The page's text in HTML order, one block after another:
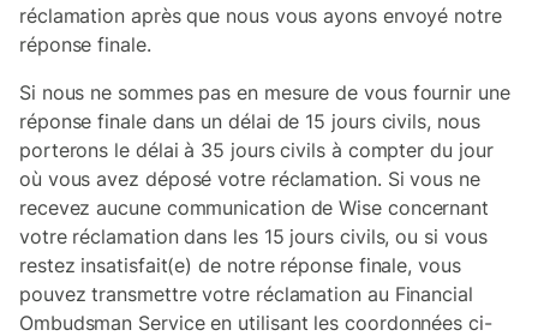
réclamation après que nous vous ayons envoyé notre
réponse finale.
Si nous ne sommes pas en mesure de vous fournir une
réponse finale dans un délai de 15 jours civils, nous
porterons le délai à 35 jours civils à compter du jour
où vous avez déposé votre réclamation. Si vous ne
recevez aucune communication de Wise concernant
votre réclamation dans les 15 jours civils, ou si vous
restez insatisfait(e) de notre réponse finale, vous
pouvez transmettre votre réclamation au Financial
Ombudsman Service en utilisant les coordonnées ci-